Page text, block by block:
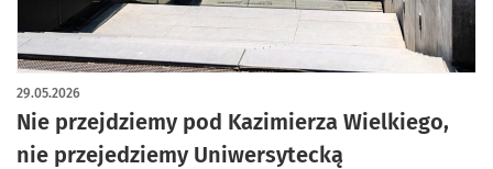
Nie przejdziemy pod Kazimierza Wielkiego,
nie przejedziemy Uniwersytecką
29.05.2026